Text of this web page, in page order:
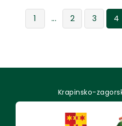
1 ... 2 3 4
Krapinsko-